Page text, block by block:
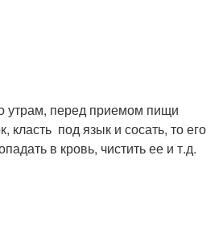
утрам, перед приемом пищи
класть под язык и сосать, то его
в кровь, чистить ее и т.д.